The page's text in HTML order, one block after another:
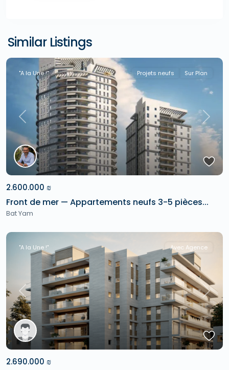
Similar Listings
Previous Next
"A la Une !" Projets neufs Sur Plan
2.600.000 ₪
Front de mer — Appartements neufs 3-5 pièces...
Bat Yam
Previous Next
"A la Une !" Avec Agence
2.690.000 ₪